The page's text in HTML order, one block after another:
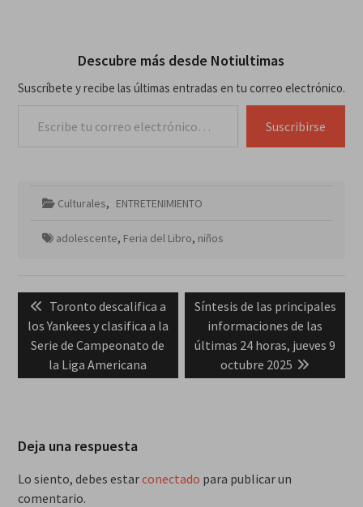
Descubre más desde Notiultimas
Suscríbete y recibe las últimas entradas en tu correo electrónico.
Suscribirse
Culturales, ENTRETENIMIENTO
adolescente, Feria del Libro, niños
de
entradas
Previous
post:
Toronto descalifica a
los Yankees y clasifica a la
Serie de Campeonato de
la Liga Americana
Next
post:
Síntesis de las principales
informaciones de las
últimas 24 horas, jueves 9
octubre 2025
Deja una respuesta
Lo siento, debes estarconectado para publicar un
comentario.